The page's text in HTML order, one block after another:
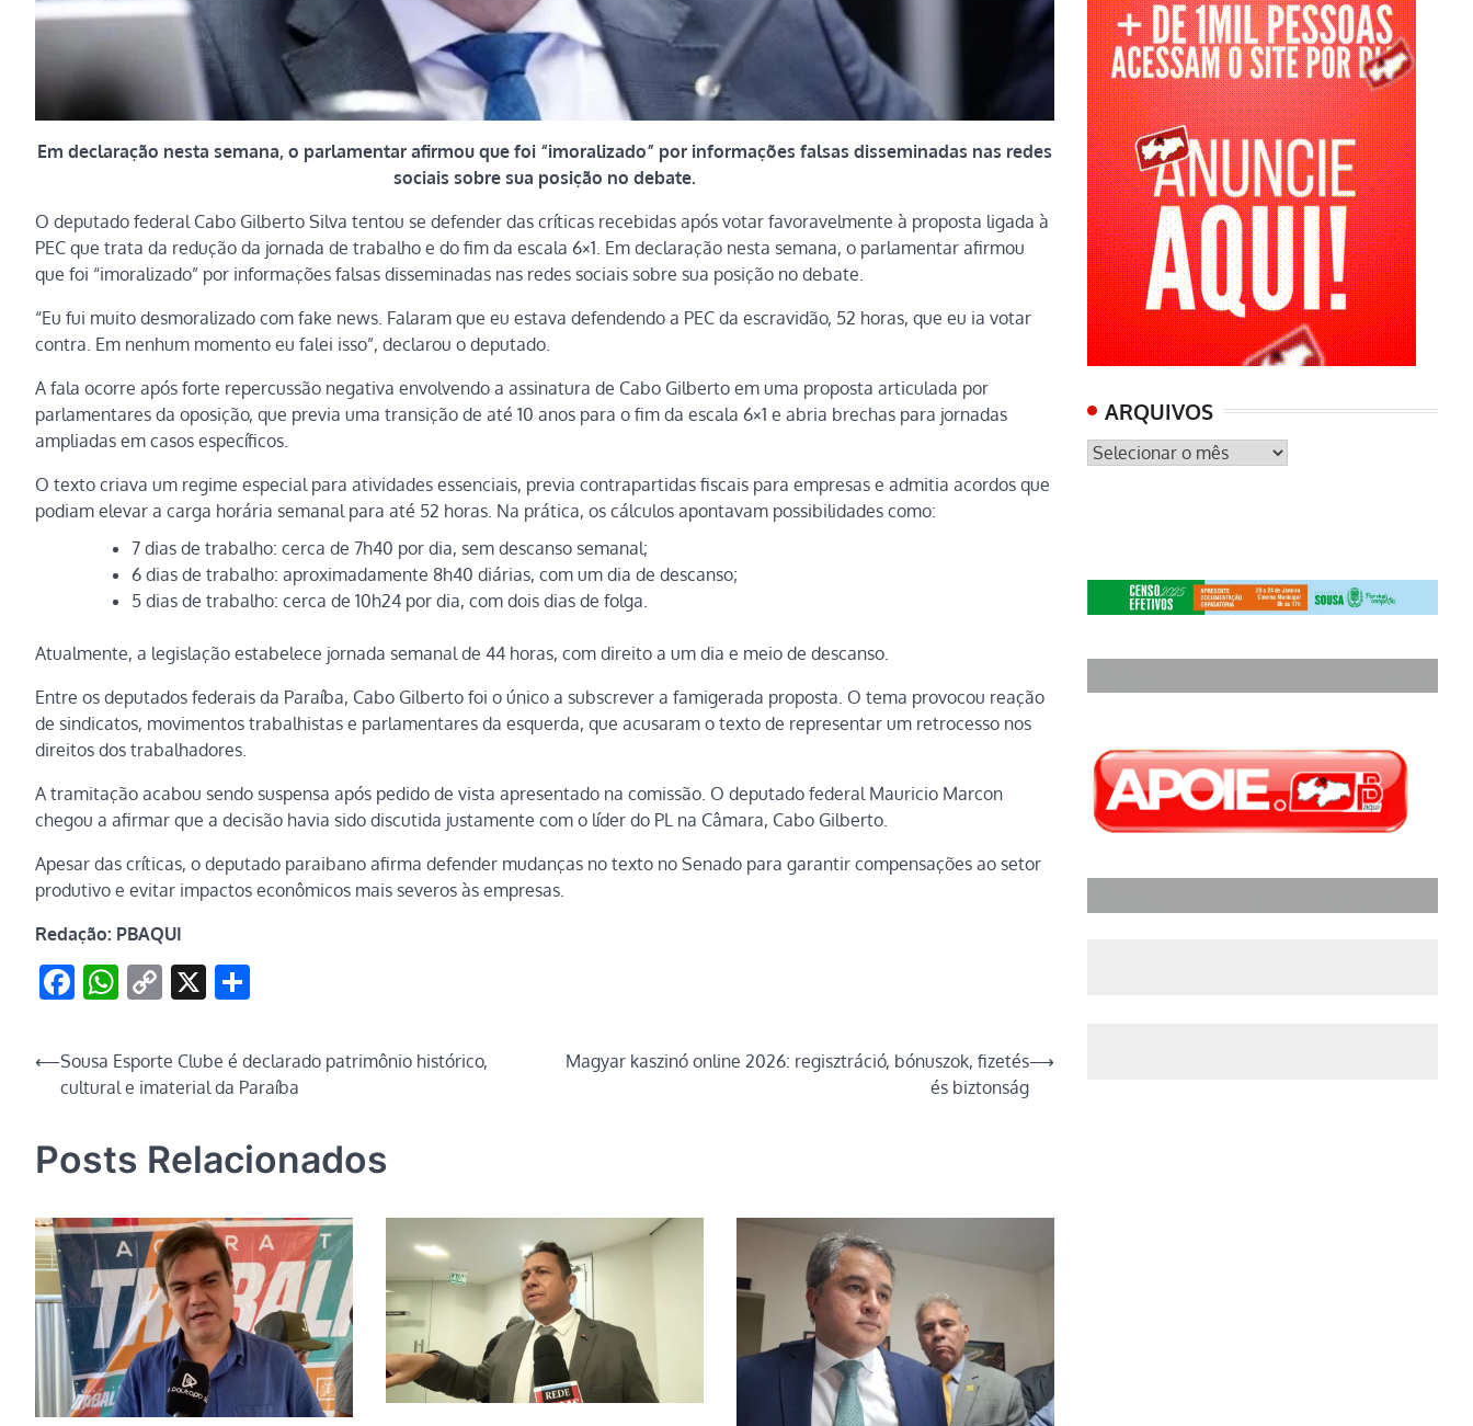
Em declaração nesta semana, o parlamentar afirmou que foi “imoralizado” por informações falsas disseminadas nas redes
sociais sobre sua posição no debate.
O deputado federal Cabo Gilberto Silva tentou se defender das críticas recebidas após votar favoravelmente à proposta ligada à
PEC que trata da redução da jornada de trabalho e do fim da escala 6×1. Em declaração nesta semana, o parlamentar afirmou
que foi “imoralizado” por informações falsas disseminadas nas redes sociais sobre sua posição no debate.
“Eu fui muito desmoralizado com fake news. Falaram que eu estava defendendo a PEC da escravidão, 52 horas, que eu ia votar
contra. Em nenhum momento eu falei isso”, declarou o deputado.
A fala ocorre após forte repercussão negativa envolvendo a assinatura de Cabo Gilberto em uma proposta articulada por
parlamentares da oposição, que previa uma transição de até 10 anos para o fim da escala 6×1 e abria brechas para jornadas
ampliadas em casos específicos.
O texto criava um regime especial para atividades essenciais, previa contrapartidas fiscais para empresas e admitia acordos que
podiam elevar a carga horária semanal para até 52 horas. Na prática, os cálculos apontavam possibilidades como:
7 dias de trabalho: cerca de 7h40 por dia, sem descanso semanal;
6 dias de trabalho: aproximadamente 8h40 diárias, com um dia de descanso;
5 dias de trabalho: cerca de 10h24 por dia, com dois dias de folga.
Atualmente, a legislação estabelece jornada semanal de 44 horas, com direito a um dia e meio de descanso.
Entre os deputados federais da Paraíba, Cabo Gilberto foi o único a subscrever a famigerada proposta. O tema provocou reação
de sindicatos, movimentos trabalhistas e parlamentares da esquerda, que acusaram o texto de representar um retrocesso nos
direitos dos trabalhadores.
A tramitação acabou sendo suspensa após pedido de vista apresentado na comissão. O deputado federal Mauricio Marcon
chegou a afirmar que a decisão havia sido discutida justamente com o líder do PL na Câmara, Cabo Gilberto.
Apesar das críticas, o deputado paraibano afirma defender mudanças no texto no Senado para garantir compensações ao setor
produtivo e evitar impactos econômicos mais severos às empresas.
Redação: PBAQUI
Facebook
WhatsApp
Copy
X
Navegação
de
⟵Sousa Esporte Clube é declarado patrimônio histórico,
cultural e imaterial da Paraíba
Magyar kaszinó online 2026: regisztráció, bónuszok, fizetés
és biztonság
⟶
Posts Relacionados
ARQUIVOS
ARQUIVOS